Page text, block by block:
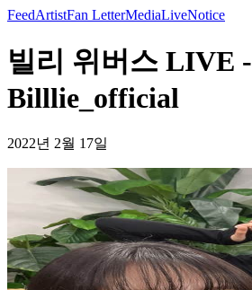
FeedArtistFan LetterMediaLiveNotice
빌리 위버스 LIVE -
Billlie_official
2022년 2월 17일